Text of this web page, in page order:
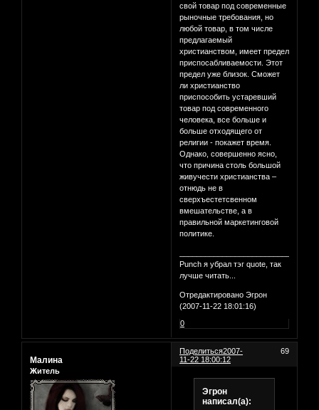
свой товар под современные
рыночные требования, но
любой товар, в том числе
предлагаемый
христианством, имеет предел
приспосабливаемости. Этот
предел уже близок. Сможет
ли христианство
приспособить устаревший
товар под современного
человека, все больше и
больше отходящего от
религии - покажет время.
Однако, совершенно ясно,
что причина столь большой
живучести христианства –
отнюдь не в
сверхъестетсвенном
вмешательстве, а в
правильной маркетинговой
политике.
Punch я убрал тэг quote, так
лучше читать...
Отредактировано Эгрон
(2007-11-22 18:01:16)
0
Поделиться 69
2007-
11-22 18:00:12
Малина
Житель
Эгрон
написал(а):